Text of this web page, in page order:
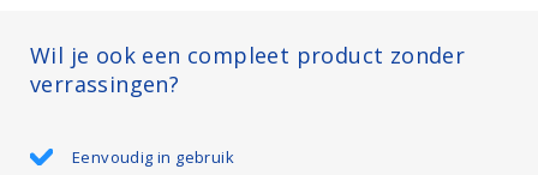
Wil je ook een compleet product zonder
verrassingen?
Eenvoudig in gebruik